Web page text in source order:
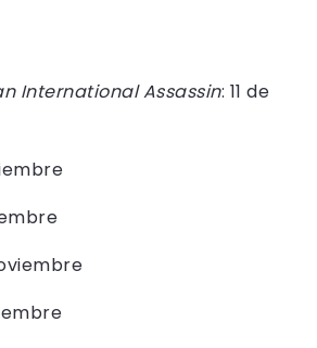
International Assassin: 11 de